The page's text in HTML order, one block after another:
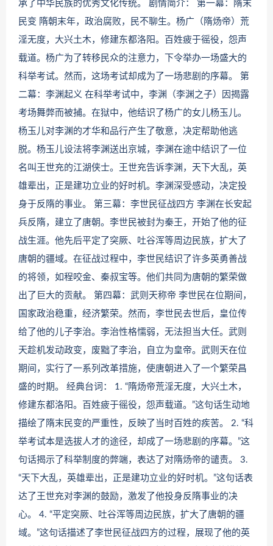
承了中华民族的优秀文化传统。 剧情简介： 第一幕：隋末
民变 隋朝末年，政治腐败，民不聊生。杨广（隋炀帝）荒
淫无度，大兴土木，修建东都洛阳。百姓疲于徭役，怨声
载道。杨广为了转移民众的注意力，下令举办一场盛大的
科举考试。然而，这场考试却成为了一场悲剧的序幕。 第
二幕：李渊起义 在科举考试中，李渊（李渊之子）因揭露
考场舞弊而被捕。在狱中，他结识了杨广的女儿杨玉儿。
杨玉儿对李渊的才华和品行产生了敬意，决定帮助他逃
脱。杨玉儿设法将李渊送出京城，李渊在途中结识了一位
名叫王世充的江湖侠士。王世充告诉李渊，天下大乱，英
雄辈出，正是建功立业的好时机。李渊深受感动，决定投
身于反隋的事业。 第三幕：李世民征战四方 李渊在长安起
兵反隋，建立了唐朝。李世民被封为秦王，开始了他的征
战生涯。他先后平定了突厥、吐谷浑等周边民族，扩大了
唐朝的疆域。在征战过程中，李世民结识了许多英勇善战
的将领，如程咬金、秦叔宝等。他们共同为唐朝的繁荣做
出了巨大的贡献。 第四幕：武则天称帝 李世民在位期间，
国家政治稳重，经济繁荣。然而，李世民去世后，皇位传
给了他的儿子李治。李治性格懦弱，无法担当大任。武则
天趁机发动政变，废黜了李治，自立为皇帝。武则天在位
期间，实行了一系列改革措施，使唐朝进入了一个繁荣昌
盛的时期。 经典台词： 1. “隋炀帝荒淫无度，大兴土木，
修建东都洛阳。百姓疲于徭役，怨声载道。”这句话生动地
描绘了隋末民变的严重性，反映了当时百姓的疾苦。 2. “科
举考试本是选拔人才的途径，却成了一场悲剧的序幕。”这
句话揭示了科举制度的弊端，表达了对隋炀帝的谴责。 3.
“天下大乱，英雄辈出，正是建功立业的好时机。”这句话表
达了王世充对李渊的鼓励，激发了他投身反隋事业的决
心。 4. “平定突厥、吐谷浑等周边民族，扩大了唐朝的疆
域。”这句话描述了李世民征战四方的过程，展现了他的英